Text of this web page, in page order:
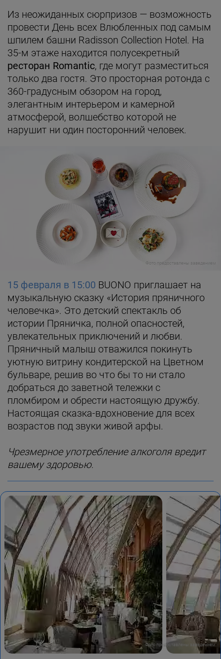
Из неожиданных сюрпризов — возможность
провести День всех Влюбленных под самым
шпилем башни Radisson Collection Hotel. На
35-м этаже находится полусекретный
ресторан Romantic, где могут разместиться
только два гостя. Это просторная ротонда с
360-градусным обзором на город,
элегантным интерьером и камерной
атмосферой, волшебство которой не
нарушит ни один посторонний человек.
Фото предоставлены заведением
15 февраля в 15:00 BUONO приглашает на
музыкальную сказку «История пряничного
человечка». Это детский спектакль об
истории Пряничка, полной опасностей,
увлекательных приключений и любви.
Пряничный малыш отважился покинуть
уютную витрину кондитерской на Цветном
бульваре, решив во что бы то ни стало
добраться до заветной тележки с
пломбиром и обрести настоящую дружбу.
Настоящая сказка-вдохновение для всех
возрастов под звуки живой арфы.
Чрезмерное употребление алкоголя вредит
вашему здоровью.
Фото предоставлены заведением